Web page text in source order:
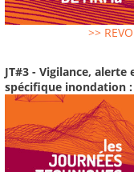
>>
JT#3 - Vigilance,
spécifique inondation :